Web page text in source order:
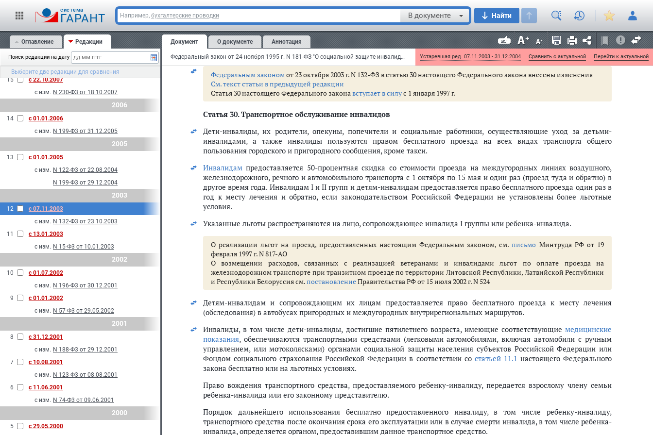
cистема
ГАРАНТ Например, бухгалтерские проводки В документе Найти
Оглавление Редакции
Поиск редакции на дату
Выберите две редакции для сравнения
с 01.04.2008
2007
16
с 03.12.2007
с изм. N 309-Ф3 от 01.12.2007
15
с 22.10.2007
с изм. N 230-Ф3 от 18.10.2007
2006
14
с 01.01.2006
с изм. N 199-Ф3 от 31.12.2005
2005
13
с 01.01.2005
с изм. N 122-Ф3 от 22.08.2004
N 199-Ф3 от 29.12.2004
2003
12
с 07.11.2003
с изм. N 132-Ф3 от 23.10.2003
11
с 13.01.2003
с изм. N 15-Ф3 от 10.01.2003
2002
10
с 01.07.2002
с изм. N 196-Ф3 от 30.12.2001
9
с 01.01.2002
с изм. N 57-Ф3 от 29.05.2002
2001
8
с 31.12.2001
с изм. N 188-Ф3 от 29.12.2001
7
с 10.08.2001
с изм. N 123-Ф3 от 08.08.2001
6
с 11.06.2001
с изм. N 74-Ф3 от 09.06.2001
2000
5 с 29.05.2000
Документ О документе Аннотация
Федеральный закон от 24 ноября 1995 г. N 181-ФЗ "О социальной защите инвалидов в Российской Федерации" Устаревшая ред. 07.11.2003 - 31.12.2004 Сравнить с актуальной Перейти к актуальной
денежной компенсации расходов на транспортное обслуживание вместо получения транспортного средства, а также
расходов на изготовление и ремонт протезно-ортопедических изделий для инвалидов, утвержденное
постановлением
Правительства РФ от 14 ноября 1999 г. N 1254
См.Перечень
здравниц для санаторного лечения лиц, пострадавших от несчастных случаев на производстве и
профессиональных заболеваний, утвержденный Минздравом РФ и Фондом социального страхования РФ 30 января 2003 г.
Федеральным закономот 23 октября 2003 г. N 132-ФЗ в статью 30 настоящего Федерального закона внесены изменения
См. текст статьи в предыдущей редакции
Статья 30 настоящего Федерального законавступает в силус 1 января 1997 г.
Статья 30.Транспортное обслуживание инвалидов
Дети-инвалиды, их родители, опекуны, попечители и социальные работники, осуществляющие уход за детьми-
инвалидами, а также инвалиды пользуются правом бесплатного проезда на всех видах транспорта общего
пользования городского и пригородного сообщения, кроме такси.
Инвалидам предоставляется 50-процентная скидка со стоимости проезда на междугородных линиях воздушного,
железнодорожного, речного и автомобильного транспорта с 1 октября по 15 мая и один раз (проезд туда и обратно) в
другое время года. Инвалидам I и II групп и детям-инвалидам предоставляется право бесплатного проезда один раз в
год к месту лечения и обратно, если законодательством Российской Федерации не установлены более льготные
условия.
Указанные льготы распространяются на лицо, сопровождающее инвалида I группы или ребенка-инвалида.
О реализации льгот на проезд, предоставленных настоящим Федеральным законом, см.письмо Минтруда РФ от 19
февраля 1997 г. N 817-АО
О возмещении расходов, связанных с реализацией ветеранами и инвалидами льгот по оплате проезда на
железнодорожном транспорте при транзитном проезде по территории Литовской Республики, Латвийской Республики
и Республики Белоруссия см.постановлениеПравительства РФ от 15 июля 2002 г. N 524
Детям-инвалидам и сопровождающим их лицам предоставляется право бесплатного проезда к месту лечения
(обследования) в автобусах пригородных и междугородных внутрирегиональных маршрутов.
Инвалиды, в том числе дети-инвалиды, достигшие пятилетнего возраста, имеющие соответствующие медицинские
показания, обеспечиваются транспортными средствами (легковыми автомобилями, включая автомобили с ручным
управлением, или мотоколясками) органами социальной защиты населения субъектов Российской Федерации или
Фондом социального страхования Российской Федерации в соответствии со статьей 11.1 настоящего Федерального
закона бесплатно или на льготных условиях.
Право вождения транспортного средства, предоставляемого ребенку-инвалиду, передается взрослому члену семьи
ребенка-инвалида или его законному представителю.
Порядок дальнейшего использования бесплатно предоставленного инвалиду, в том числе ребенку-инвалиду,
транспортного средства после окончания срока его эксплуатации или в случае смерти инвалида, в том числе ребенка-
инвалида, определяется органом, предоставившим данное транспортное средство.